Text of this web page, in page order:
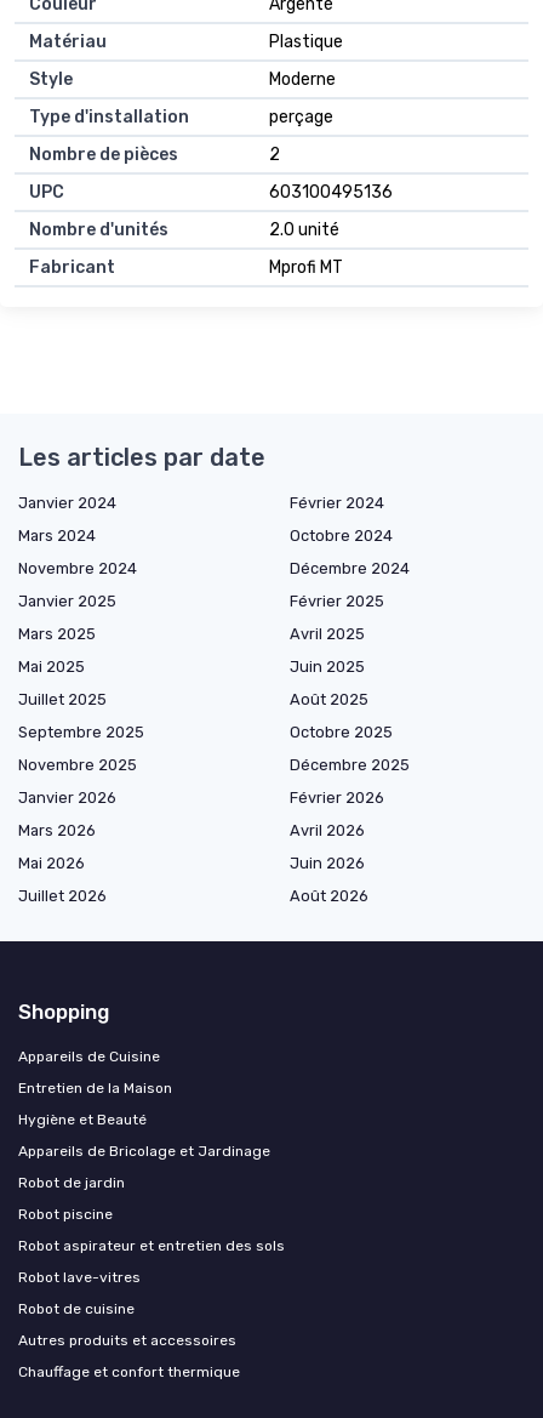
Couleur
Argenté
Matériau
Plastique
Style
Moderne
Type d'installation
perçage
Nombre de pièces
2
UPC
603100495136
Nombre d'unités
2.0 unité
Fabricant
Mprofi MT
Les articles par date
Janvier 2024
Février 2024
Mars 2024
Octobre 2024
Novembre 2024
Décembre 2024
Janvier 2025
Février 2025
Mars 2025
Avril 2025
Mai 2025
Juin 2025
Juillet 2025
Août 2025
Septembre 2025
Octobre 2025
Novembre 2025
Décembre 2025
Janvier 2026
Février 2026
Mars 2026
Avril 2026
Mai 2026
Juin 2026
Juillet 2026
Août 2026
Shopping
Appareils de Cuisine
Entretien de la Maison
Hygiène et Beauté
Appareils de Bricolage et Jardinage
Robot de jardin
Robot piscine
Robot aspirateur et entretien des sols
Robot lave-vitres
Robot de cuisine
Autres produits et accessoires
Chauffage et confort thermique